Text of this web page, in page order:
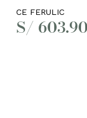
CE FERULIC
S/ 603.90